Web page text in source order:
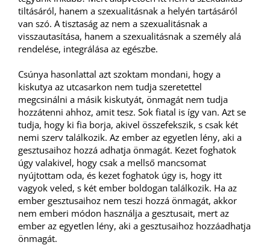
tiltásáról, hanem a szexualitásnak a helyén tartásáról
van szó. A tisztaság az nem a szexualitásnak a
visszautasítása, hanem a szexualitásnak a személy alá
rendelése, integrálása az egészbe.
Csúnya hasonlattal azt szoktam mondani, hogy a
kiskutya az utcasarkon nem tudja szeretettel
megcsinálni a másik kiskutyát, önmagát nem tudja
hozzátenni ahhoz, amit tesz. Sok fiatal is így van. Azt se
tudja, hogy ki fia borja, akivel összefekszik, s csak két
nemi szerv találkozik. Az ember az egyetlen lény, aki a
gesztusaihoz hozzá adhatja önmagát. Kezet foghatok
úgy valakivel, hogy csak a mellső mancsomat
nyújtottam oda, és kezet foghatok úgy is, hogy itt
vagyok veled, s két ember boldogan találkozik. Ha az
ember gesztusaihoz nem teszi hozzá önmagát, akkor
nem emberi módon használja a gesztusait, mert az
ember az egyetlen lény, aki a gesztusaihoz hozzáadhatja
önmagát.